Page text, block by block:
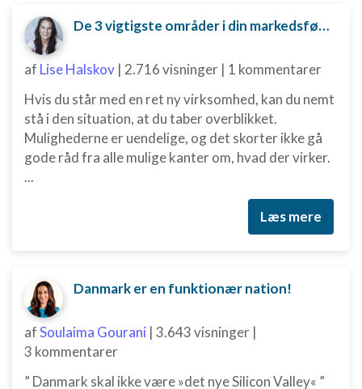
De 3 vigtigste områder i din markedsføring, du er nødt til at have styr på
af Lise Halskov | 2.716 visninger | 1 kommentarer
Hvis du står med en ret ny virksomhed, kan du nemt
stå i den situation, at du taber overblikket.
Mulighederne er uendelige, og det skorter ikke gå
gode råd fra alle mulige kanter om, hvad der virker.
...
Læs mere
Danmark er en funktionær nation!
afSoulaima Gourani | 3.643 visninger |
3 kommentarer
” Danmark skal ikke være »det nye Silicon Valley« ”